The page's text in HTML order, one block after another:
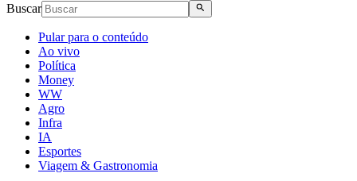
Buscar
Pular para o conteúdo
Ao vivo
Política
Money
WW
Agro
Infra
IA
Esportes
Viagem & Gastronomia